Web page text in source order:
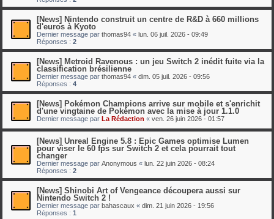
[News] Nintendo construit un centre de R&D à 660 millions
d'euros à Kyoto
Dernier message par thomas94 « lun. 06 juil. 2026 - 09:49
Réponses : 2
[News] Metroid Ravenous : un jeu Switch 2 inédit fuite via la
classification brésilienne
Dernier message par thomas94 « dim. 05 juil. 2026 - 09:56
Réponses : 4
[News] Pokémon Champions arrive sur mobile et s'enrichit
d'une vingtaine de Pokémon avec la mise à jour 1.1.0
Dernier message par La Rédaction « ven. 26 juin 2026 - 01:57
[News] Unreal Engine 5.8 : Epic Games optimise Lumen
pour viser le 60 fps sur Switch 2 et cela pourrait tout
changer
Dernier message par Anonymous « lun. 22 juin 2026 - 08:24
Réponses : 2
[News] Shinobi Art of Vengeance découpera aussi sur
Nintendo Switch 2 !
Dernier message par bahascaux « dim. 21 juin 2026 - 19:56
Réponses : 1